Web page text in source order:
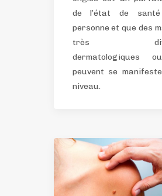
de l’état de santé
personne et que des
très
dermatologiques
peuvent se
niveau.